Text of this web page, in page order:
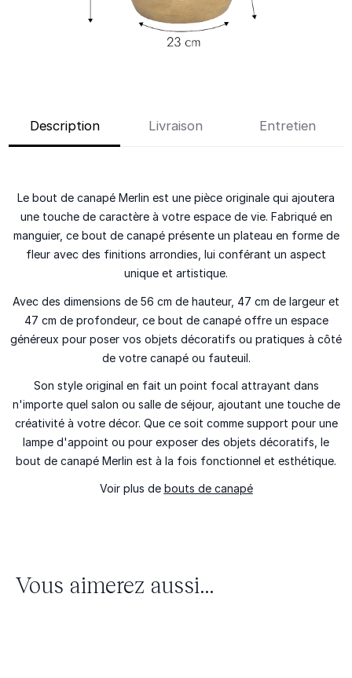
Description Livraison Entretien
Le bout de canapé Merlin est une pièce originale qui ajoutera
une touche de caractère à votre espace de vie. Fabriqué en
manguier, ce bout de canapé présente un plateau en forme de
fleur avec des finitions arrondies, lui conférant un aspect
unique et artistique.
Avec des dimensions de 56 cm de hauteur, 47 cm de largeur et
47 cm de profondeur, ce bout de canapé offre un espace
généreux pour poser vos objets décoratifs ou pratiques à côté
de votre canapé ou fauteuil.
Son style original en fait un point focal attrayant dans
n'importe quel salon ou salle de séjour, ajoutant une touche de
créativité à votre décor. Que ce soit comme support pour une
lampe d'appoint ou pour exposer des objets décoratifs, le
bout de canapé Merlin est à la fois fonctionnel et esthétique.
Voir plus de bouts de canapé
Vous aimerez aussi...